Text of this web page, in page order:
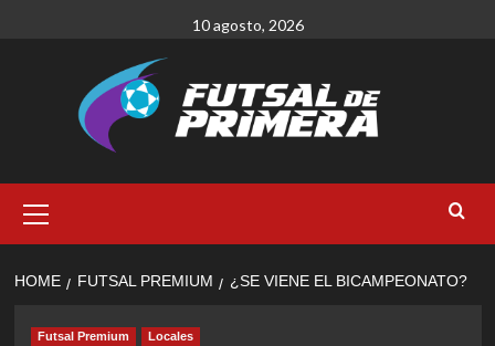
10 agosto, 2026
Menu
HOME FUTSAL PREMIUM ¿SE VIENE EL BICAMPEONATO?
Futsal Premium Locales